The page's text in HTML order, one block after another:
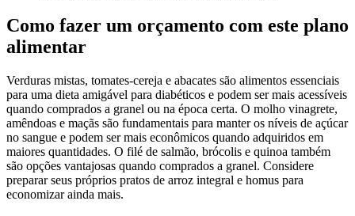
Como fazer um orçamento com este plano
alimentar
Verduras mistas, tomates-cereja e abacates são alimentos essenciais
para uma dieta amigável para diabéticos e podem ser mais acessíveis
quando comprados a granel ou na época certa. O molho vinagrete,
amêndoas e maçãs são fundamentais para manter os níveis de açúcar
no sangue e podem ser mais econômicos quando adquiridos em
maiores quantidades. O filé de salmão, brócolis e quinoa também
são opções vantajosas quando comprados a granel. Considere
preparar seus próprios pratos de arroz integral e homus para
economizar ainda mais.